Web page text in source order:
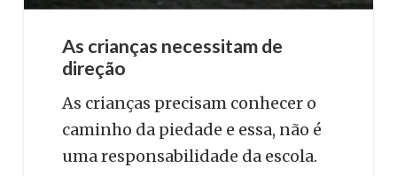
As crianças necessitam de
direção
As crianças precisam conhecer o
caminho da piedade e essa, não é
uma responsabilidade da escola.